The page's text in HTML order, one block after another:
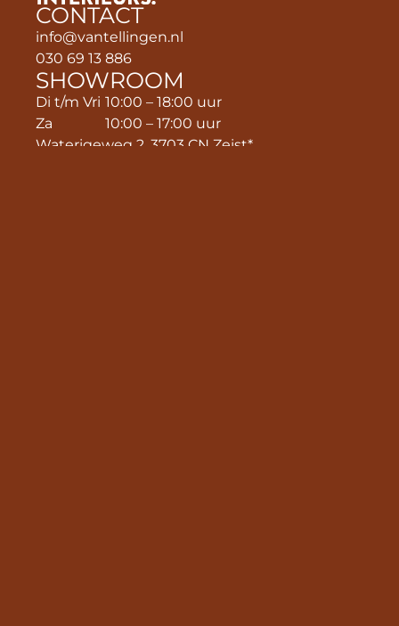
CONTACT
info@vantellingen.nl
030 69 13 886
SHOWROOM
Di t/m Vri
Za
10:00 – 18:00 uur
10:00 – 17:00 uur
Waterigeweg 2, 3703 CN Zeist*